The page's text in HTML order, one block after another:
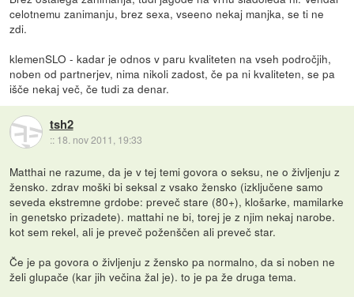
celotnemu zanimanju, brez sexa, vseeno nekaj manjka, se ti ne
zdi.
klemenSLO - kadar je odnos v paru kvaliteten na vseh področjih,
noben od partnerjev, nima nikoli zadost, če pa ni kvaliteten, se pa
išče nekaj več, če tudi za denar.
tsh2
:: 18. nov 2011, 19:33
Matthai ne razume, da je v tej temi govora o seksu, ne o življenju z
žensko. zdrav moški bi seksal z vsako žensko (izključene samo
seveda ekstremne grdobe: preveč stare (80+), klošarke, mamilarke
in genetsko prizadete). mattahi ne bi, torej je z njim nekaj narobe.
kot sem rekel, ali je preveč poženščen ali preveč star.
Če je pa govora o življenju z žensko pa normalno, da si noben ne
želi glupače (kar jih večina žal je). to je pa že druga tema.